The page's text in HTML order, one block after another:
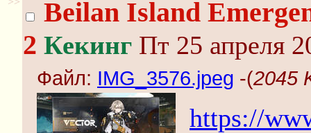
Beilan Island
2 Кекинг Пт 25 апреля
Файл: IMG_3576.jpeg -(2045
https://